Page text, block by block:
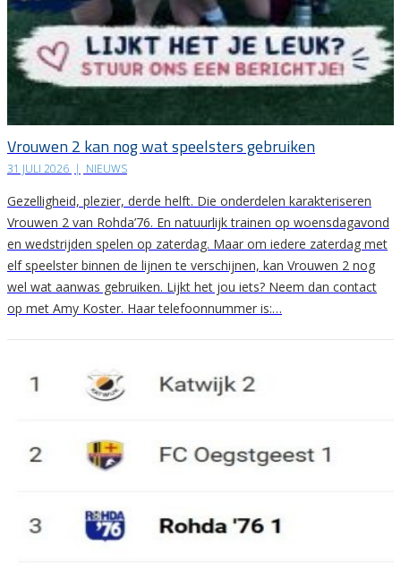
Vrouwen 2 kan nog wat speelsters gebruiken
31 JULI 2026 | NIEUWS
Gezelligheid, plezier, derde helft. Die onderdelen karakteriseren
Vrouwen 2 van Rohda’76. En natuurlijk trainen op woensdagavond
en wedstrijden spelen op zaterdag. Maar om iedere zaterdag met
elf speelster binnen de lijnen te verschijnen, kan Vrouwen 2 nog
wel wat aanwas gebruiken. Lijkt het jou iets? Neem dan contact
op met Amy Koster. Haar telefoonnummer is:…